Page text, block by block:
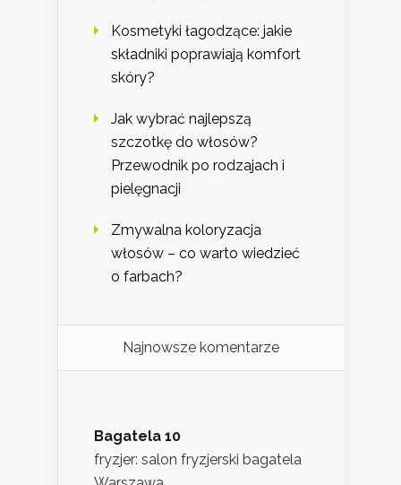
Kosmetyki łagodzące: jakie
składniki poprawiają komfort
skóry?
Jak wybrać najlepszą
szczotkę do włosów?
Przewodnik po rodzajach i
pielęgnacji
Zmywalna koloryzacja
włosów – co warto wiedzieć
o farbach?
Najnowsze komentarze
Bagatela 10
fryzjer: salon fryzjerski bagatela